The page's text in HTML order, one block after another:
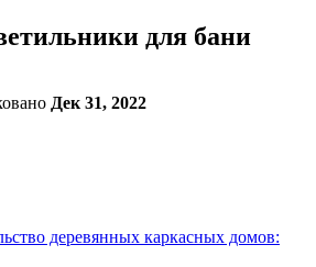
для бани
Дек 31, 2022
деревянных каркасных домов: